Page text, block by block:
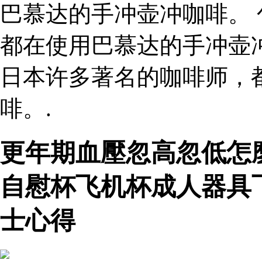
巴慕达的手冲壶冲咖啡
都在使用巴慕达的手冲壶
日本许多著名的咖啡师
啡。.
更年期血壓忽高忽低
自慰杯飞机杯成人器
士心得